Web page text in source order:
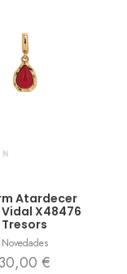
Atardecer
X48476
Tresors
Novedades
€